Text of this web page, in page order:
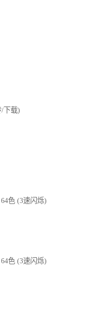
下载)
色 (3速闪烁)
色 (3速闪烁)